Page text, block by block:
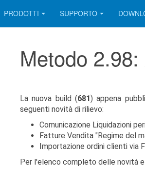
PRODOTTI SUPPORTO
Metodo
La nuova build (681) appena
seguenti novità di rilievo:
Comunicazione Liquidazioni
Fatture Vendita "Regime del
Importazione ordini clienti via
Per l'elenco completo delle novità